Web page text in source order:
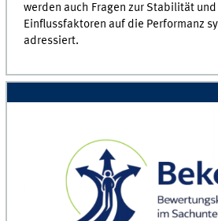
werden auch Fragen zur Stabilität und
Einflussfaktoren auf die Performanz
adressiert.